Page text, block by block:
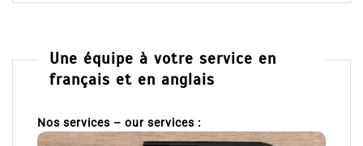
Une équipe à votre service en
français et en anglais
Nos services – our services :